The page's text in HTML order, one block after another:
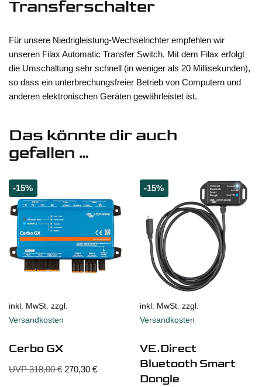
Transferschalter
Für unsere Niedrigleistung-Wechselrichter empfehlen wir
unseren Filax Automatic Transfer Switch. Mit dem Filax erfolgt
die Umschaltung sehr schnell (in weniger als 20 Millisekunden),
so dass ein unterbrechungsfreier Betrieb von Computern und
anderen elektronischen Geräten gewährleistet ist.
Das könnte dir auch
gefallen …
-15%
inkl. MwSt. zzgl.
Versandkosten
Cerbo GX
UVP318,00€ 270,30 €
-15%
inkl. MwSt. zzgl.
Versandkosten
VE.Direct
Bluetooth Smart
Dongle